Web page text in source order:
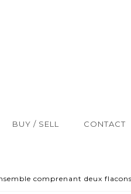
BUY / SELL CONTACT
comprenant deux